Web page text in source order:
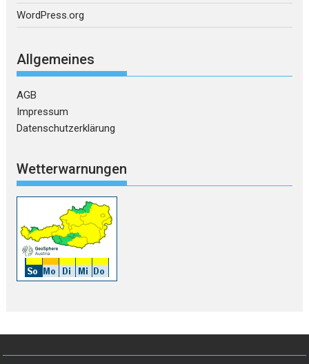
WordPress.org
Allgemeines
AGB
Impressum
Datenschutzerklärung
Wetterwarnungen